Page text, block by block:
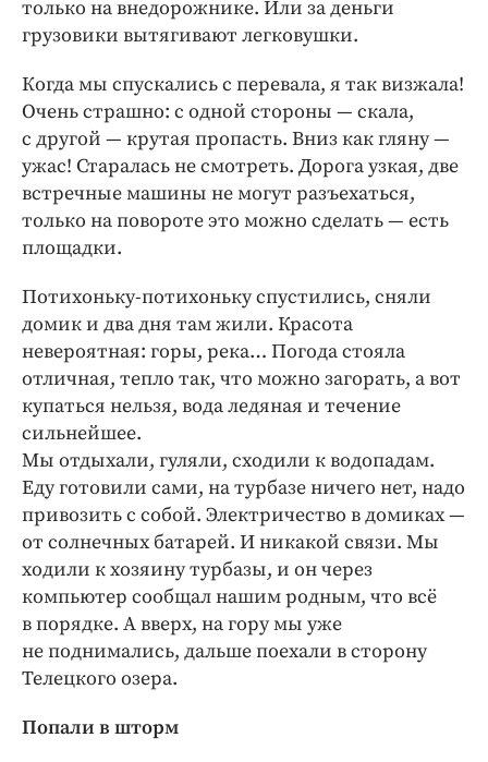
только на внедорожнике. Или за деньги
грузовики вытягивают легковушки.
Когда мы спускались с перевала, я так визжала!
Очень страшно: с одной стороны — скала,
с другой — крутая пропасть. Вниз как гляну —
ужас! Старалась не смотреть. Дорога узкая, две
встречные машины не могут разъехаться,
только на повороте это можно сделать — есть
площадки.
Потихоньку-потихоньку спустились, сняли
домик и два дня там жили. Красота
невероятная: горы, река… Погода стояла
отличная, тепло так, что можно загорать, а вот
купаться нельзя, вода ледяная и течение
сильнейшее.
Мы отдыхали, гуляли, сходили к водопадам.
Еду готовили сами, на турбазе ничего нет, надо
привозить с собой. Электричество в домиках —
от солнечных батарей. И никакой связи. Мы
ходили к хозяину турбазы, и он через
компьютер сообщал нашим родным, что всё
в порядке. А вверх, на гору мы уже
не поднимались, дальше поехали в сторону
Телецкого озера.
Попали в шторм